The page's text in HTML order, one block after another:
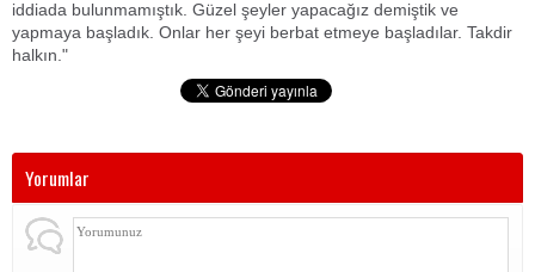
iddiada bulunmamıştık. Güzel şeyler yapacağız demiştik ve
yapmaya başladık. Onlar her şeyi berbat etmeye başladılar. Takdir
halkın."
Yorumlar